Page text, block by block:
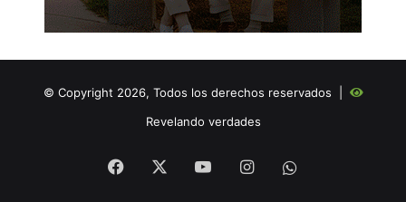
© Copyright 2026, Todos los derechos reservados |
Revelando verdades
Facebook YouTubeInstagram